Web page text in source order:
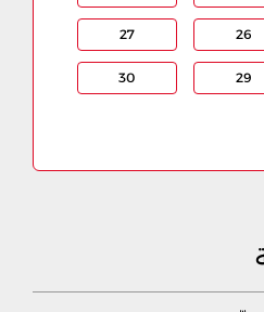
26
27
29
30